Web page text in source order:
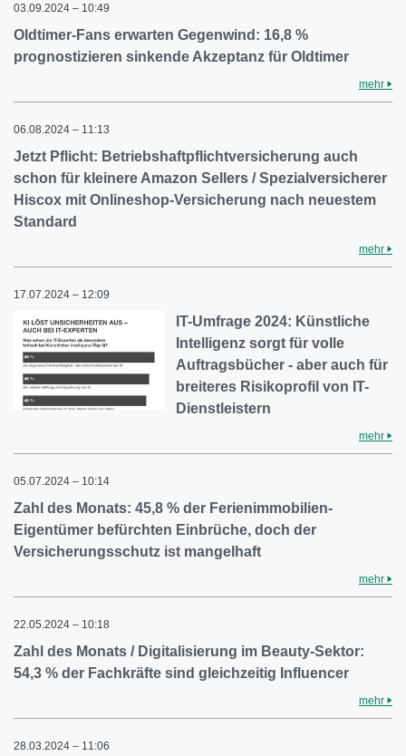
03.09.2024 – 10:49
Oldtimer-Fans erwarten Gegenwind: 16,8 %
prognostizieren sinkende Akzeptanz für Oldtimer
mehr
06.08.2024 – 11:13
Jetzt Pflicht: Betriebshaftpflichtversicherung auch
schon für kleinere Amazon Sellers / Spezialversicherer
Hiscox mit Onlineshop-Versicherung nach neuestem
Standard
mehr
17.07.2024 – 12:09
IT-Umfrage 2024: Künstliche
Intelligenz sorgt für volle
Auftragsbücher - aber auch für
breiteres Risikoprofil von IT-
Dienstleistern
mehr
05.07.2024 – 10:14
Zahl des Monats: 45,8 % der Ferienimmobilien-
Eigentümer befürchten Einbrüche, doch der
Versicherungsschutz ist mangelhaft
mehr
22.05.2024 – 10:18
Zahl des Monats / Digitalisierung im Beauty-Sektor:
54,3 % der Fachkräfte sind gleichzeitig Influencer
mehr
28.03.2024 – 11:06